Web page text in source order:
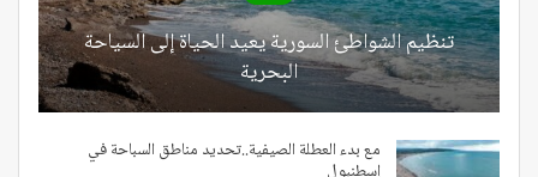
تنظيم الشواطئ السورية يعيد الحياة إلى السياحة
البحرية
مع بدء العطلة الصيفية..تحديد مناطق السباحة في